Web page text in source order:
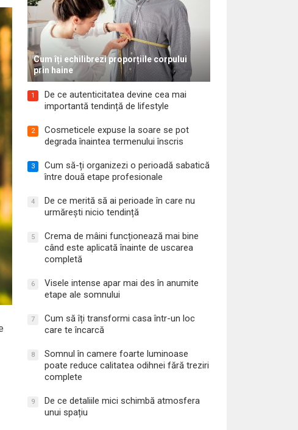
Cum îți echilibrezi proporțiile corpului
prin haine
1
De ce autenticitatea devine cea mai
importantă tendință de lifestyle
2
Cosmeticele expuse la soare se pot
degrada înaintea termenului înscris
3
Cum să-ți organizezi o perioadă sabatică
între două etape profesionale
4
De ce merită să ai perioade în care nu
urmărești nicio tendință
5
Crema de mâini funcționează mai bine
când este aplicată înainte de uscarea
completă
6
Visele intense apar mai des în anumite
etape ale somnului
7
Cum să îți transformi casa într-un loc
care te încarcă
8
Somnul în camere foarte luminoase
poate reduce calitatea odihnei fără treziri
complete
9
De ce detaliile mici schimbă atmosfera
unui spațiu